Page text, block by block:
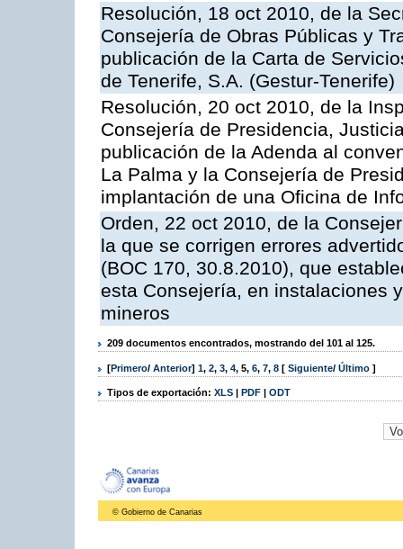
Resolución, 18 oct 2010, de la
Consejería de Obras Públicas y
publicación de la Carta de
de Tenerife, S.A. (Gestur-Tenerife)
Resolución, 20 oct 2010, de la
Consejería de Presidencia,
publicación de la Adenda al
La Palma y la Consejería de
implantación de una Oficina de
Orden, 22 oct 2010, de la
la que se corrigen errores
(BOC 170, 30.8.2010), que
esta Consejería, en instalaciones
mineros
209 documentos encontrados, mostrando del 101 al 125.
[Primero/ Anterior] 1, 2, 3, 4, 5, 6, 7, 8 [ Siguiente/ Último ]
Tipos de exportación: XLS | PDF | ODT
© Gobierno de Canarias